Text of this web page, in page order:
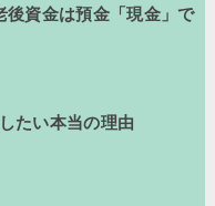
後資金は預金「現金」で
たい本当の理由